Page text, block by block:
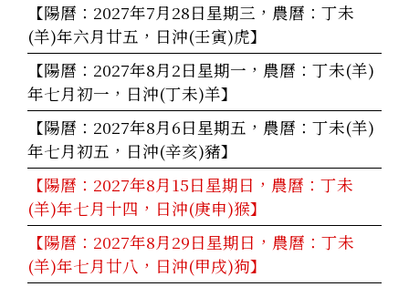
【陽曆：2027年7月28日星期三，農曆：丁未
(羊)年六月廿五，日沖(壬寅)虎】
【陽曆：2027年8月2日星期一，農曆：丁未(羊)
年七月初一，日沖(丁未)羊】
【陽曆：2027年8月6日星期五，農曆：丁未(羊)
年七月初五，日沖(辛亥)豬】
【陽曆：2027年8月15日星期日，農曆：丁未
(羊)年七月十四，日沖(庚申)猴】
【陽曆：2027年8月29日星期日，農曆：丁未
(羊)年七月廿八，日沖(甲戌)狗】